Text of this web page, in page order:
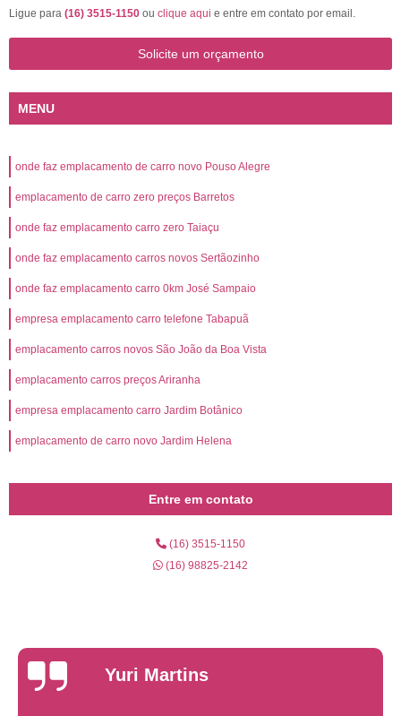
Ligue para (16) 3515-1150 ou clique aqui e entre em contato por email.
Solicite um orçamento
MENU
onde faz emplacamento de carro novo Pouso Alegre
emplacamento de carro zero preços Barretos
onde faz emplacamento carro zero Taiaçu
onde faz emplacamento carros novos Sertãozinho
onde faz emplacamento carro 0km José Sampaio
empresa emplacamento carro telefone Tabapuã
emplacamento carros novos São João da Boa Vista
emplacamento carros preços Ariranha
empresa emplacamento carro Jardim Botânico
emplacamento de carro novo Jardim Helena
Entre em contato
(16) 3515-1150
(16) 98825-2142
Yuri Martins